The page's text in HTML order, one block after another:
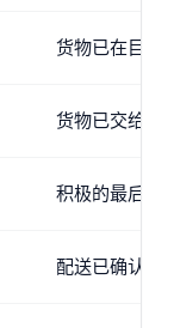
货物已在目的
货物已交给最
积极的最后一
配送已确认,